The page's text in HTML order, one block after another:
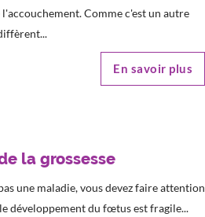
Comme c'est un autre
En savoir plus
la grossesse
une maladie, vous devez faire attention
développement du fœtus est fragile...